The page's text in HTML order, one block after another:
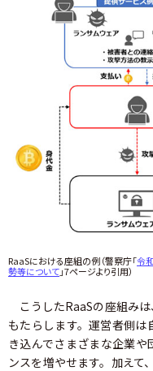
RaaSにおける座組の例（警察庁「令
勢等について」7ページより引用）
こうしたRaaSの座組み
もたらします。運営者側
き込んでさまざまな企業
ンスを増やせます。加えて